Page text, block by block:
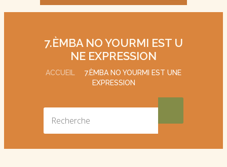
7.ÈMBA NO YOURMI EST U
NE EXPRESSION
ACCUEIL
7.ÈMBA NO YOURMI EST UNE
EXPRESSION